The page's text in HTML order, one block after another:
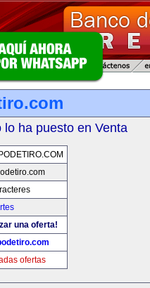
ha puesto en Venta
una oferta!
ofertas